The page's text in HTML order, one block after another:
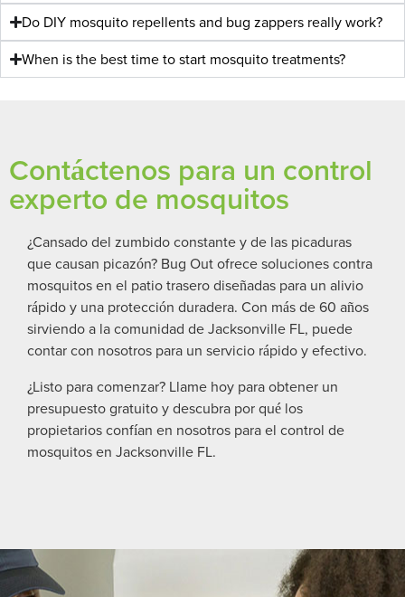
Do DIY mosquito repellents and bug zappers really work?
When is the best time to start mosquito treatments?
Contáctenos para un control
experto de mosquitos
¿Cansado del zumbido constante y de las picaduras
que causan picazón? Bug Out ofrece soluciones contra
mosquitos en el patio trasero diseñadas para un alivio
rápido y una protección duradera. Con más de 60 años
sirviendo a la comunidad de Jacksonville FL, puede
contar con nosotros para un servicio rápido y efectivo.
¿Listo para comenzar? Llame hoy para obtener un
presupuesto gratuito y descubra por qué los
propietarios confían en nosotros para el control de
mosquitos en Jacksonville FL.